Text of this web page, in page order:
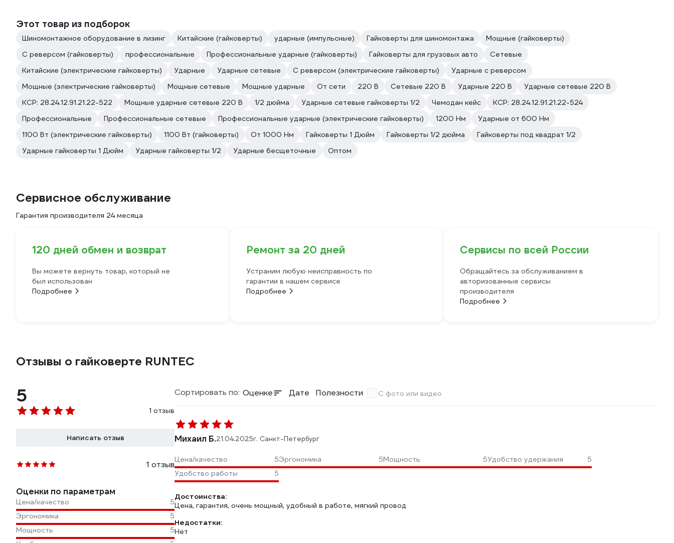
Этот товар из подборок
Шиномонтажное оборудование в лизинг Китайские (гайковерты) ударные (импульсные) Гайковерты для шиномонтажа
Мощные (гайковерты)
С реверсом (гайковерты)
профессиональные Профессиональные ударные (гайковерты) Гайковерты для грузовых авто
Сетевые
Китайские (электрические гайковерты)
Ударные Ударные сетевые С реверсом (электрические гайковерты)
Ударные с реверсом
Мощные (электрические гайковерты)
Мощные сетевые Мощные ударные От сети 220 В Сетевые 220 В Ударные 220 В
Ударные сетевые 220 В
КСР: 28.24.12.91.21.22-522
Мощные ударные сетевые 220 В 1/2 дюйма Ударные сетевые гайковерты 1/2 Чемодан кейс
КСР: 28.24.12.91.21.22-524
Профессиональные
Профессиональные сетевые Профессиональные ударные (электрические гайковерты) 1200 Нм
Ударные от 600 Нм
1100 Вт (электрические гайковерты)
1100 Вт (гайковерты) От 1000 Нм Гайковерты 1 Дюйм Гайковерты 1/2 дюйма
Гайковерты под квадрат 1/2
Ударные гайковерты 1 Дюйм
Ударные гайковерты 1/2 Ударные бесщеточные Оптом
Сервисное обслуживание
Гарантия производителя 24 месяца
120 дней обмен и возврат
Вы можете вернуть товар, который не
был использован
Подробнее
Ремонт за 20 дней
Устраним любую неисправность по
гарантии в нашем сервисе
Подробнее
Сервисы по всей России
Обращайтесь за обслуживанием в
авторизованные сервисы
производителя
Подробнее
Отзывы о гайковерте RUNTEC
5
1 отзыв
Написать отзыв
1 отзыв
Оценки по параметрам
Цена/качество
5
Эргономика
5
Мощность
5
Сортировать по: Оценке Дате Полезности С фото или видео
Михаил Б.21.04.2025г. Санкт-Петербург
Цена/качество 5Эргономика 5Мощность 5Удобство удержания
5
Удобство работы
5
Достоинства:
Цена, гарантия, очень мощный, удобный в работе, мягкий провод
Недостатки:
Нет